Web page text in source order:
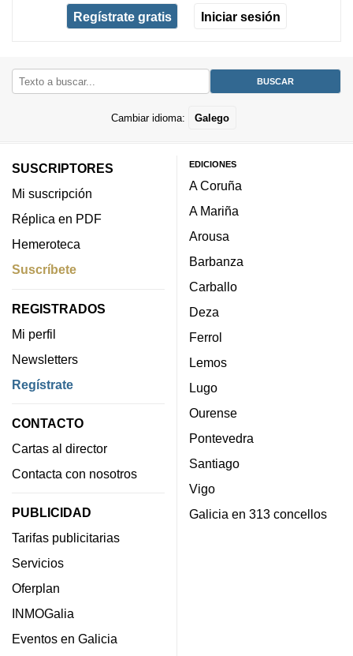
Regístrate gratis Iniciar sesión
Cambiar idioma: Galego
SUSCRIPTORES
Mi suscripción
Réplica en PDF
Hemeroteca
Suscríbete
REGISTRADOS
Mi perfil
Newsletters
Regístrate
CONTACTO
Cartas al director
Contacta con nosotros
PUBLICIDAD
Tarifas publicitarias
Servicios
Oferplan
INMOGalia
Eventos en Galicia
EDICIONES
A Coruña
A Mariña
Arousa
Barbanza
Carballo
Deza
Ferrol
Lemos
Lugo
Ourense
Pontevedra
Santiago
Vigo
Galicia en 313 concellos